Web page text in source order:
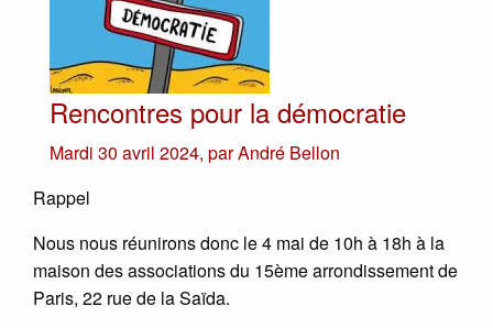
Rencontres pour la démocratie
Mardi 30 avril 2024, parAndré Bellon
Rappel
Nous nous réunirons donc le 4 mai de 10h à 18h à la
maison des associations du 15ème arrondissement de
Paris, 22 rue de la Saïda.